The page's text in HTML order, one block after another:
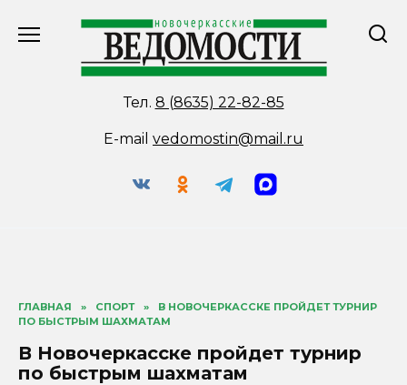
Тел. 8 (8635) 22-82-85
E-mail vedomostin@mail.ru
ГЛАВНАЯ » СПОРТ »
В НОВОЧЕРКАССКЕ ПРОЙДЕТ ТУРНИР
ПО БЫСТРЫМ ШАХМАТАМ
В Новочеркасске пройдет турнир
по быстрым шахматам